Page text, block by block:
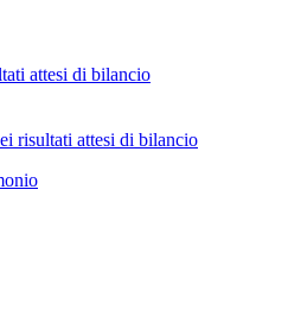
attesi di bilancio
risultati attesi di bilancio